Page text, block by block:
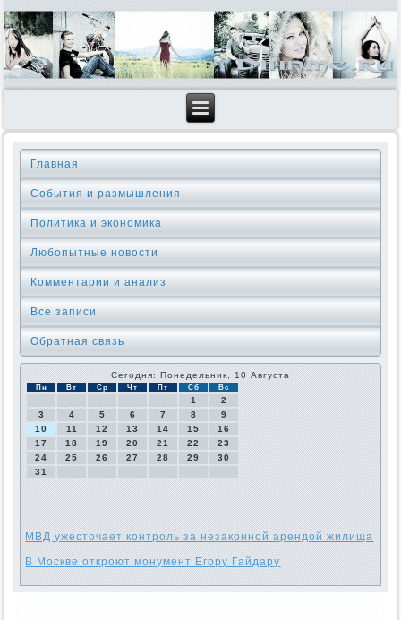
Главная
События и размышления
Политика и экономика
Любопытные новости
Комментарии и анализ
Все записи
Обратная связь
Сегодня: Понедельник, 10 Августа
Пн Вт Ср Чт Пт Сб Вс
1
2
3
4 5 6 7 8
9
10
11 12 13 14 15
16
17
18 19 20 21 22
23
24
25 26 27 28 29
30
31
МВД ужесточает контроль за незаконной арендой жилища
В Москве откроют монумент Егору Гайдару